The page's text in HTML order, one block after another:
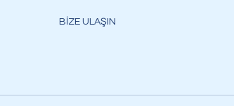
BİZE ULAŞIN